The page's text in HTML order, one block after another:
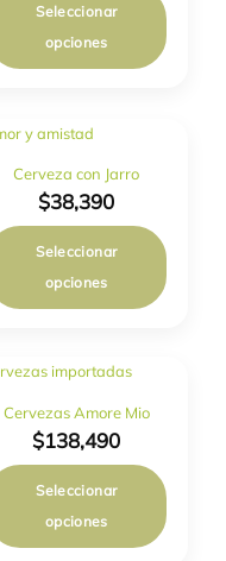
Seleccionar
opciones
Cerveza con Jarro
$38,390
Seleccionar
opciones
Cervezas Amore Mio
$138,490
Seleccionar
opciones